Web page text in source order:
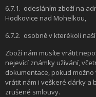
6.7.1. odesláním zboží na
Hodkovice nad Mohelkou,
6.7.2. osobně v kterékoli
Zboží nám musíte vrátit
nejevící známky užívání,
dokumentace, pokud
vrátit nám i veškeré dárky a
zrušené smlouvy.